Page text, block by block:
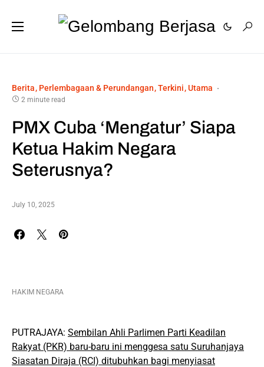
Berita Perlembagaan & Perundangan Terkini Utama
2 minute read
PMX Cuba ‘Mengatur’ Siapa
Ketua Hakim Negara
Seterusnya?
July 10, 2025
HAKIM NEGARA
PUTRAJAYA: Sembilan Ahli Parlimen Parti Keadilan
Rakyat (PKR) baru-baru ini menggesa satu Suruhanjaya
Siasatan Diraja (RCI) ditubuhkan bagi menyiasat